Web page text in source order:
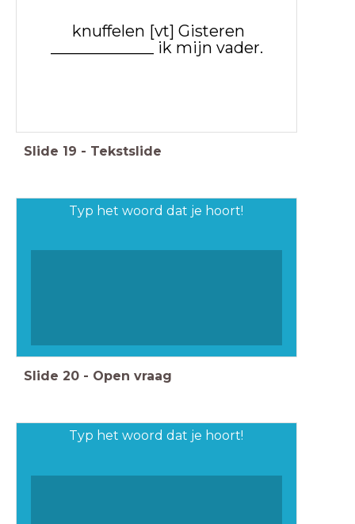
knuffelen [vt] Gisteren
_____________ ik mijn vader.
Slide 19 - Tekstslide
Typ het woord dat je hoort!
Slide 20 - Open vraag
Typ het woord dat je hoort!